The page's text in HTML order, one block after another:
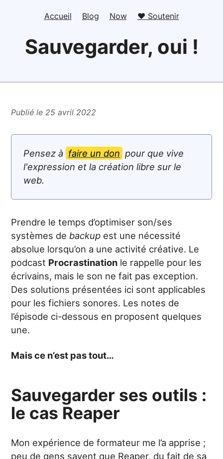
Accueil Blog Now ❤️ Soutenir
Sauvegarder, oui !
Publié le 25 avril 2022
Pensez à faire un don pour que vive
l'expression et la création libre sur le
web.
Prendre le temps d’optimiser son/ses
systèmes de backup est une nécessité
absolue lorsqu’on a une activité créative. Le
podcast Procrastination le rappelle pour les
écrivains, mais le son ne fait pas exception.
Des solutions présentées ici sont applicables
pour les fichiers sonores. Les notes de
l’épisode ci-dessous en proposent quelques
une.
Mais ce n’est pas tout…
Sauvegarder ses outils :
le cas Reaper
Mon expérience de formateur me l’a apprise ;
peu de gens savent que Reaper, du fait de sa